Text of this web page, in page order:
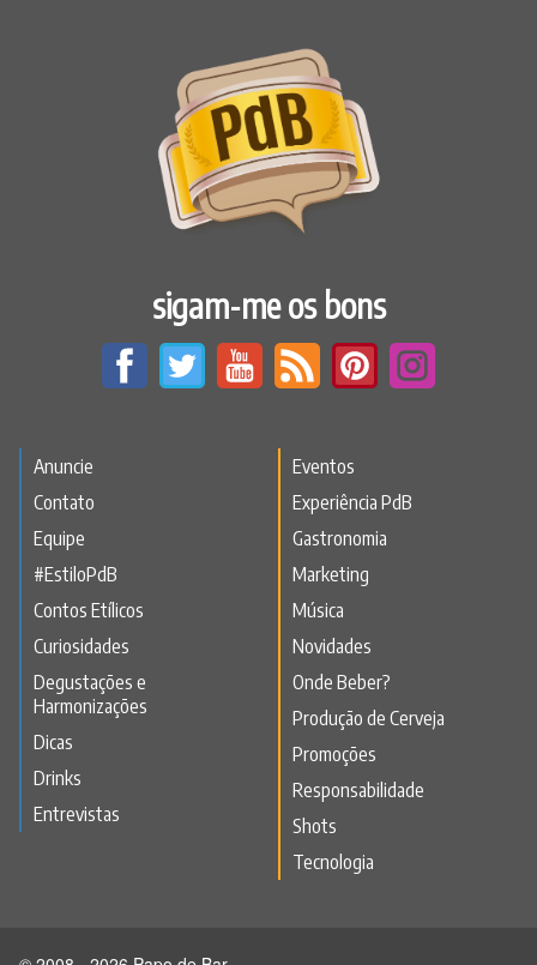
sigam-me os bons
Anuncie
Contato
Equipe
#EstiloPdB
Contos Etílicos
Curiosidades
Degustações e
Harmonizações
Dicas
Drinks
Entrevistas
Eventos
Experiência PdB
Gastronomia
Marketing
Música
Novidades
Onde Beber?
Produção de Cerveja
Promoções
Responsabilidade
Shots
Tecnologia